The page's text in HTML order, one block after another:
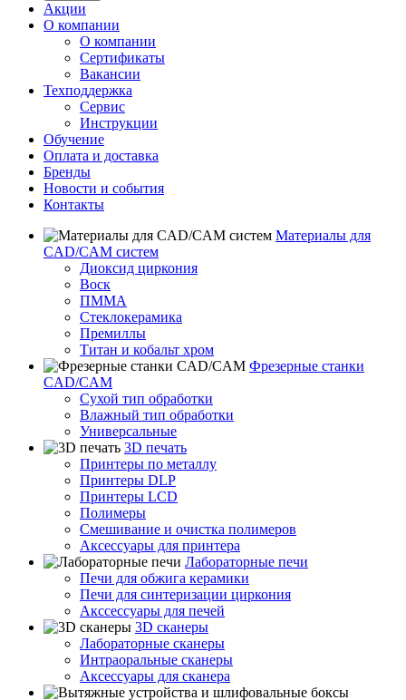
Акции
О компании
О компании
Сертификаты
Вакансии
Техподдержка
Сервис
Инструкции
Обучение
Оплата и доставка
Бренды
Новости и события
Контакты
Материалы для
CAD/CAM систем
Диоксид циркония
Воск
ПММА
Стеклокерамика
Премиллы
Титан и кобальт хром
Фрезерные станки
CAD/CAM
Сухой тип обработки
Влажный тип обработки
Универсальные
3D печать
Принтеры по металлу
Принтеры DLP
Принтеры LCD
Полимеры
Смешивание и очистка полимеров
Аксессуары для принтера
Лабораторные печи
Печи для обжига керамики
Печи для синтеризации циркония
Акссессуары для печей
3D сканеры
Лабораторные сканеры
Интраоральные сканеры
Аксессуары для сканера